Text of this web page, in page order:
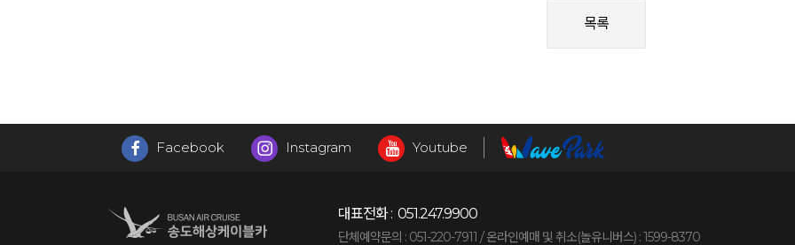
목록
Facebook Instagram Youtube
대표전화 : 051.247.9900
단체예약문의 : 051-220-7911 /온라인예매 및 취소(놀유니버스) : 1599-8370